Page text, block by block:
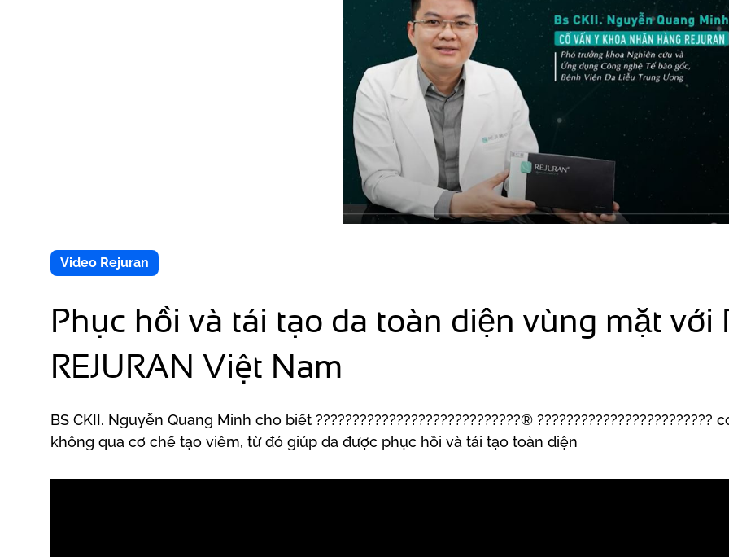
Video Rejuran
Phục hồi và tái tạo da toàn diện vùng mặt với
REJURAN Việt Nam
BS CKII. Nguyễn Quang Minh cho biết ????????????????????????????®
không qua cơ chế tạo viêm, từ đó giúp da được phục hồi và tái tạo toàn diện